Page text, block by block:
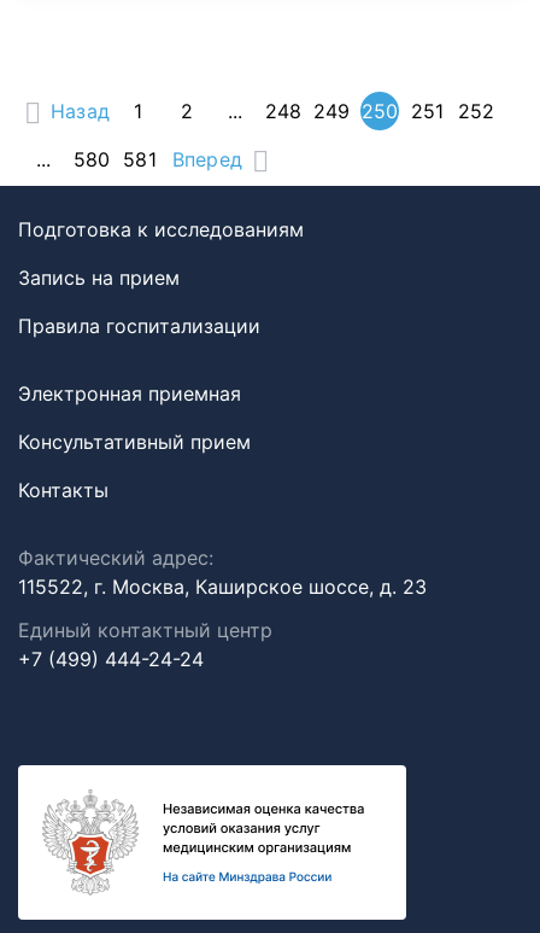
Назад 1 2 ... 248 249 250 251
252
...
580 581 Вперед
Подготовка к исследованиям
Запись на прием
Правила госпитализации
Электронная приемная
Консультативный прием
Контакты
Фактический адрес:
115522, г. Москва, Каширское шоссе, д. 23
Единый контактный центр
+7 (499) 444-24-24